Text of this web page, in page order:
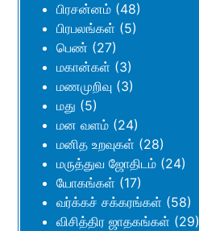
பிரசன்னம் (48)
பிரபலங்கள் (5)
பெண் (27)
மகான்கள் (3)
மணமுறிவு (3)
மது (5)
மன வளம் (24)
மனித உறவுகள் (28)
மருத்துவ ஜோதிடம் (24)
யோகங்கள் (17)
வர்க்கச் சக்கரங்கள் (58)
விசித்திர ஜாதகங்கள் (29)